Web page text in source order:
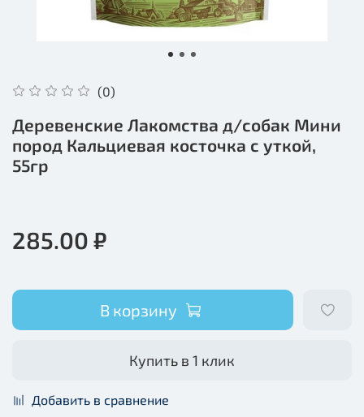
(0)
Деревенские Лакомства д/собак Мини
пород Кальциевая косточка с уткой,
55гр
285.00 ₽
В корзину
Купить в 1 клик
Добавить в сравнение